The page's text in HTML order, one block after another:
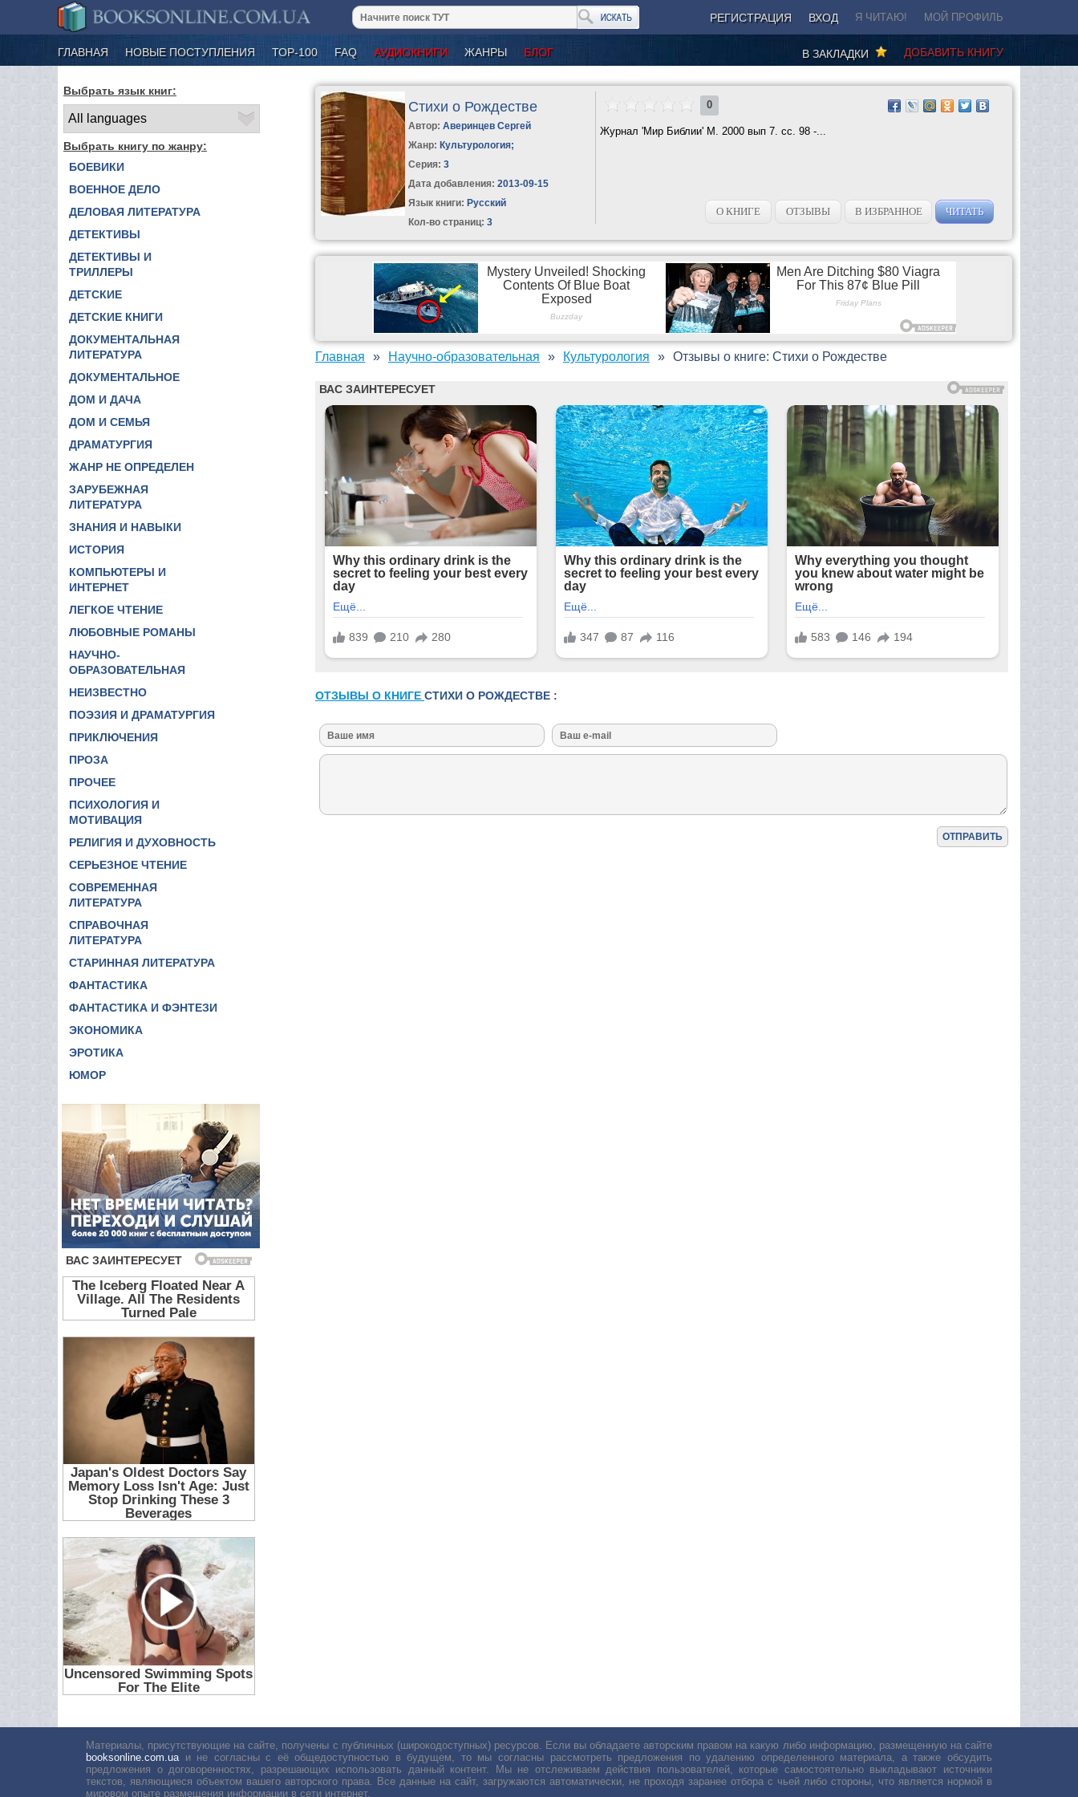
РЕГИСТРАЦИЯ ВХОД Я ЧИТАЮ! МОЙ ПРОФИЛЬ
ГЛАВНАЯ НОВЫЕ ПОСТУПЛЕНИЯ ТОР-100 FAQ АУДИОКНИГИ ЖАНРЫ БЛОГ ДОБАВИТЬ КНИГУ
В ЗАКЛАДКИ
Выбрать язык книг:
Выбрать книгу по жанру:
БОЕВИКИ
ВОЕННОЕ ДЕЛО
ДЕЛОВАЯ ЛИТЕРАТУРА
ДЕТЕКТИВЫ
ДЕТЕКТИВЫ И
ТРИЛЛЕРЫ
ДЕТСКИЕ
ДЕТСКИЕ КНИГИ
ДОКУМЕНТАЛЬНАЯ
ЛИТЕРАТУРА
ДОКУМЕНТАЛЬНОЕ
ДОМ И ДАЧА
ДОМ И СЕМЬЯ
ДРАМАТУРГИЯ
ЖАНР НЕ ОПРЕДЕЛЕН
ЗАРУБЕЖНАЯ
ЛИТЕРАТУРА
ЗНАНИЯ И НАВЫКИ
ИСТОРИЯ
КОМПЬЮТЕРЫ И
ИНТЕРНЕТ
ЛЕГКОЕ ЧТЕНИЕ
ЛЮБОВНЫЕ РОМАНЫ
НАУЧНО-
ОБРАЗОВАТЕЛЬНАЯ
НЕИЗВЕСТНО
ПОЭЗИЯ И ДРАМАТУРГИЯ
ПРИКЛЮЧЕНИЯ
ПРОЗА
ПРОЧЕЕ
ПСИХОЛОГИЯ И
МОТИВАЦИЯ
РЕЛИГИЯ И ДУХОВНОСТЬ
СЕРЬЕЗНОЕ ЧТЕНИЕ
СОВРЕМЕННАЯ
ЛИТЕРАТУРА
СПРАВОЧНАЯ
ЛИТЕРАТУРА
СТАРИННАЯ ЛИТЕРАТУРА
ФАНТАСТИКА
ФАНТАСТИКА И ФЭНТЕЗИ
ЭКОНОМИКА
ЭРОТИКА
ЮМОР
Стихи о Рождестве
Автор:Аверинцев Сергей
Жанр: Культурология;
Серия:3
Дата добавления: 2013-09-15
Язык книги: Русский
Кол-во страниц: 3
0
Журнал 'Мир Библии' М. 2000 вып 7. сс. 98 -...
О КНИГЕ ОТЗЫВЫ В ИЗБРАННОЕ ЧИТАТЬ
Главная Научно-образовательная Культурология Отзывы о книге: Стихи о Рождестве
ОТЗЫВЫ О КНИГЕ СТИХИ О РОЖДЕСТВЕ :
Материалы, присутствующие на сайте, получены с публичных (широкодоступных) ресурсов. Если вы обладаете авторским правом на какую либо информацию, размещенную на сайте
booksonline.com.ua и не согласны с её общедоступностью в будущем, то мы согласны рассмотреть предложения по удалению определенного материала, а также обсудить
предложения о договоренностях, разрешающих использовать данный контент. Мы не отслеживаем действия пользователей, которые самостоятельно выкладывают источники
текстов, являющиеся объектом вашего авторского права. Все данные на сайт, загружаются автоматически, не проходя заранее отбора с чьей либо стороны, что является нормой в
мировом опыте размещения информации в сети интернет.